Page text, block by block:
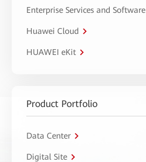
Enterprise Services and Software
Huawei Cloud
HUAWEI eKit
Product Portfolio
Data Center
Digital Site